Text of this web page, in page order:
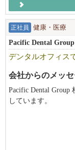
◆月給レンジ
＊ポジションによ
昇給して店舗責任
なります。
◆福利厚生
正社員 健康・医療
Pacific Dental Group
デンタルオフィス
会社からのメッ
Pacific Dental
しています。